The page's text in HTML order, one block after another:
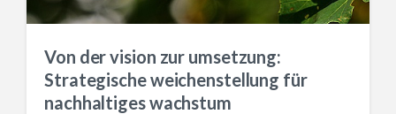
Von der vision zur umsetzung:
Strategische weichenstellung für
nachhaltiges wachstum